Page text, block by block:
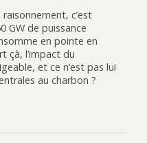
c’est
GW de puissance
en pointe en
çà, l’impact du
et ce n’est pas lui
au charbon ?